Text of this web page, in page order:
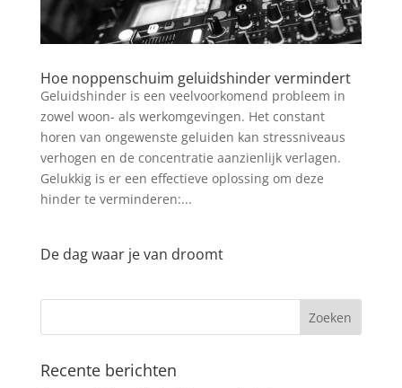
Hoe noppenschuim geluidshinder vermindert
Geluidshinder is een veelvoorkomend probleem in
zowel woon- als werkomgevingen. Het constant
horen van ongewenste geluiden kan stressniveaus
verhogen en de concentratie aanzienlijk verlagen.
Gelukkig is er een effectieve oplossing om deze
hinder te verminderen:...
De dag waar je van droomt
Recente berichten